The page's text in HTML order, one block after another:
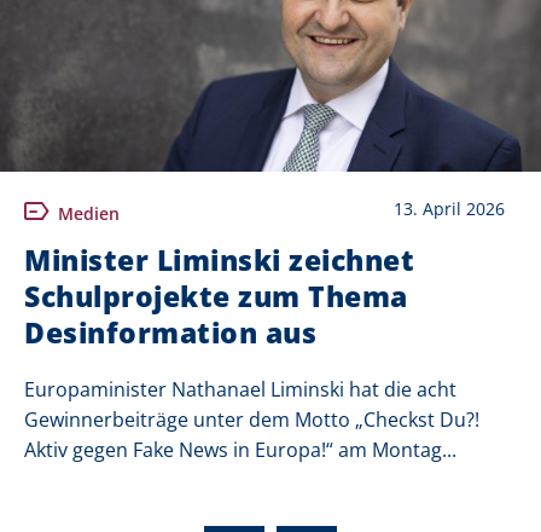
Medien 13. April 2026
Minister Liminski zeichnet
Schulprojekte zum Thema
Desinformation aus
Europaminister Nathanael Liminski hat die acht
Gewinnerbeiträge unter dem Motto „Checkst Du?!
Aktiv gegen Fake News in Europa!“ am Montag...